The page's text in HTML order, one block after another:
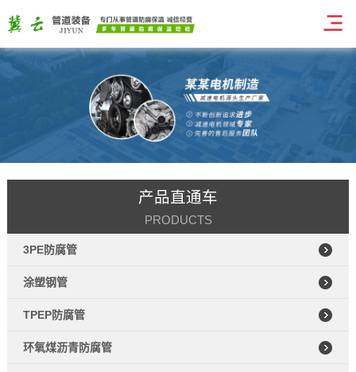
产品直通车
PRODUCTS
3PE防腐管
涂塑钢管
TPEP防腐管
环氧煤沥青防腐管